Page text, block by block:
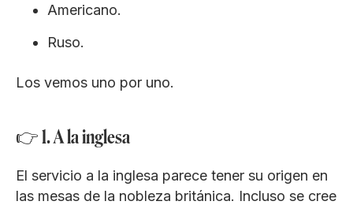
Americano.
Ruso.
Los vemos uno por uno.
👉 1. A la inglesa
El servicio a la inglesa parece tener su origen en
las mesas de la nobleza británica. Incluso se cree